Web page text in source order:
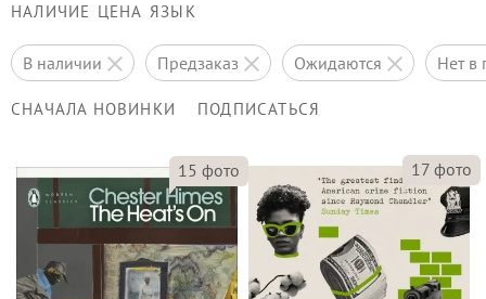
НАЛИЧИЕ ЦЕНА ЯЗЫК
в наличии предзаказ ожидаются нет
СНАЧАЛА НОВИНКИ ПОДПИСАТЬСЯ
15 фото 17 фото